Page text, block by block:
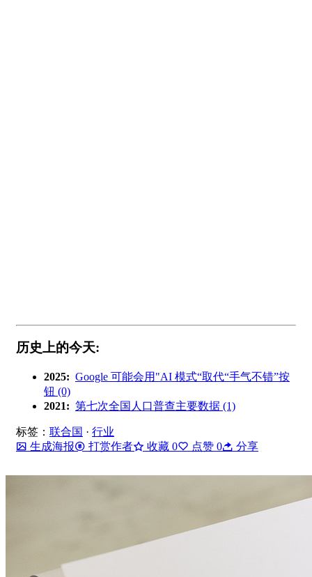
历史上的今天:
2025: Google 可能会用"AI 模式“取代“手气不错”按
钮 (0)
2021: 第七次全国人口普查主要数据 (1)
标签： 联合国 · 行业
生成海报
打赏作者 收藏 0 点赞 0 分享